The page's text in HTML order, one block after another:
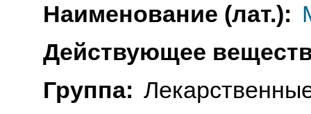
Наименование (лат.):
Действующее
Группа: